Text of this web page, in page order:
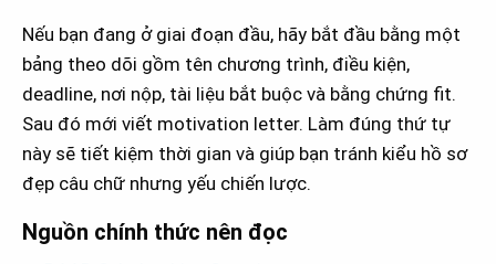
Nếu bạn đang ở giai đoạn đầu, hãy bắt đầu bằng một
bảng theo dõi gồm tên chương trình, điều kiện,
deadline, nơi nộp, tài liệu bắt buộc và bằng chứng fit.
Sau đó mới viết motivation letter. Làm đúng thứ tự
này sẽ tiết kiệm thời gian và giúp bạn tránh kiểu hồ sơ
đẹp câu chữ nhưng yếu chiến lược.
Nguồn chính thức nên đọc